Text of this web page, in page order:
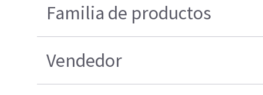
Familia de productos
Vendedor